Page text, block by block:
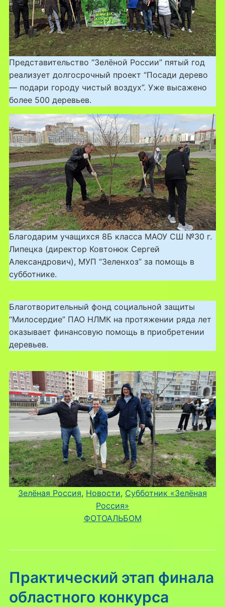
Представительство “Зелёной России” пятый год
реализует долгосрочный проект “Посади дерево
— подари городу чистый воздух”. Уже высажено
более 500 деревьев.
Благодарим учащихся 8Б класса МАОУ СШ №30 г.
Липецка (директор Ковтонюк Сергей
Александрович), МУП “Зеленхоз” за помощь в
субботнике.
Благотворительный фонд социальной защиты
“Милосердие” ПАО НЛМК на протяжении ряда лет
оказывает финансовую помощь в приобретении
деревьев.
Зелёная Россия, Новости, Субботник «Зелёная
Россия»
ФОТОАЛЬБОМ
Практический этап финала
областного конкурса